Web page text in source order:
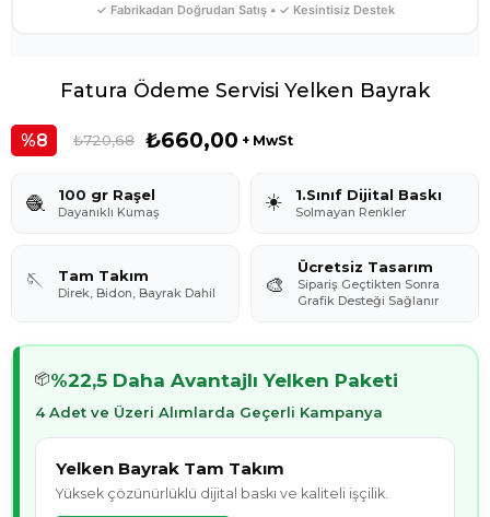
✓ Fabrikadan Doğrudan Satış • ✓ Kesintisiz Destek
Fatura Ödeme Servisi Yelken Bayrak
8 ₺720,68 ₺660,00 + MwSt
🧶 100 gr Raşel
Dayanıklı Kumaş
☀️ 1.Sınıf Dijital Baskı
Solmayan Renkler
🪡 Tam Takım
Direk, Bidon, Bayrak Dahil 🎨
Ücretsiz Tasarım
Sipariş Geçtikten Sonra
Grafik Desteği Sağlanır
📦%22,5 Daha Avantajlı Yelken Paketi
4 Adet ve Üzeri Alımlarda Geçerli Kampanya
Yelken Bayrak Tam Takım
Yüksek çözünürlüklü dijital baskı ve kaliteli işçilik.